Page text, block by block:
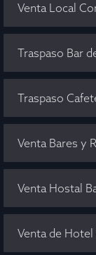
Venta Local
Traspaso Bar
Traspaso
Venta Bares y
Venta Hostal
Venta de